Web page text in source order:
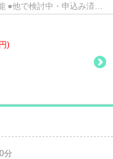
●他で検討中・申込み済み
)
分